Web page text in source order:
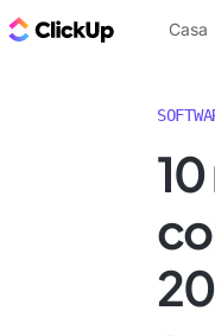
ClickUp
Casa